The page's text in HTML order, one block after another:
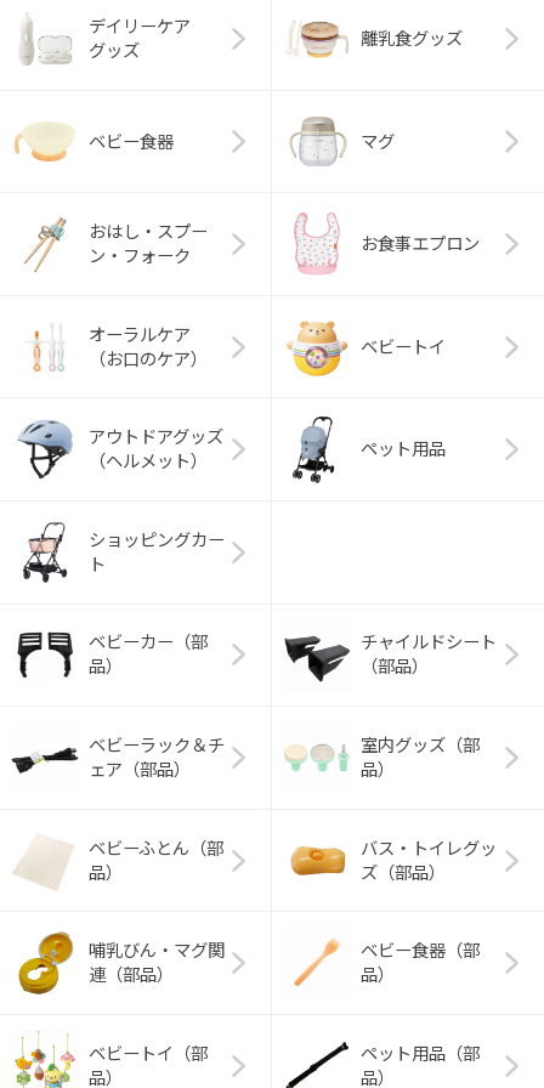
デイリーケア
グッズ
離乳食グッズ
ベビー食器 マグ
おはし・スプー
ン・フォーク
お食事エプロン
オーラルケア
（お口のケア）
ベビートイ
アウトドアグッズ
（ヘルメット）
ペット用品
ショッピングカー
ト
ベビーカー（部
品）
チャイルドシート
（部品）
ベビーラック＆チ
ェア（部品）
室内グッズ（部
品）
ベビーふとん（部
品）
バス・トイレグッ
ズ（部品）
哺乳びん・マグ関
連（部品）
ベビー食器（部
品）
ベビートイ（部
品）
ペット用品（部
品）